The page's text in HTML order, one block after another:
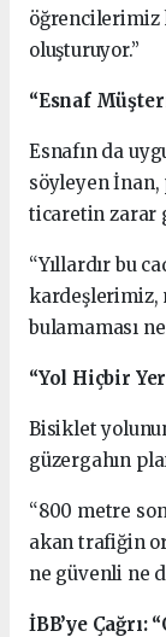
öğrencilerimiz
oluşturuyor.”
“Esnaf
Esnafın da
söyleyen İnan,
ticaretin zarar
“Yıllardır bu
kardeşlerimiz,
bulamaması
“Yol Hiçbir
Bisiklet
güzergahın
“800 metre
akan trafiğin
ne güvenli ne
İBB’ye Çağrı: